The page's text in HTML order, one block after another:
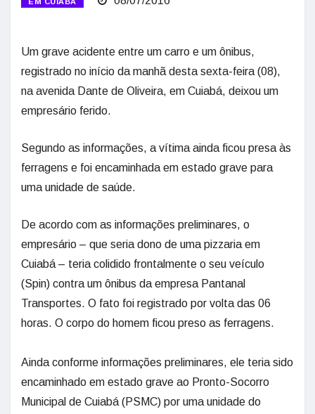
Um grave acidente entre um carro e um ônibus,
registrado no início da manhã desta sexta-feira (08),
na avenida Dante de Oliveira, em Cuiabá, deixou um
empresário ferido.
Segundo as informações, a vítima ainda ficou presa às
ferragens e foi encaminhada em estado grave para
uma unidade de saúde.
De acordo com as informações preliminares, o
empresário – que seria dono de uma pizzaria em
Cuiabá – teria colidido frontalmente o seu veículo
(Spin) contra um ônibus da empresa Pantanal
Transportes. O fato foi registrado por volta das 06
horas. O corpo do homem ficou preso as ferragens.
Ainda conforme informações preliminares, ele teria sido
encaminhado em estado grave ao Pronto-Socorro
Municipal de Cuiabá (PSMC) por uma unidade do